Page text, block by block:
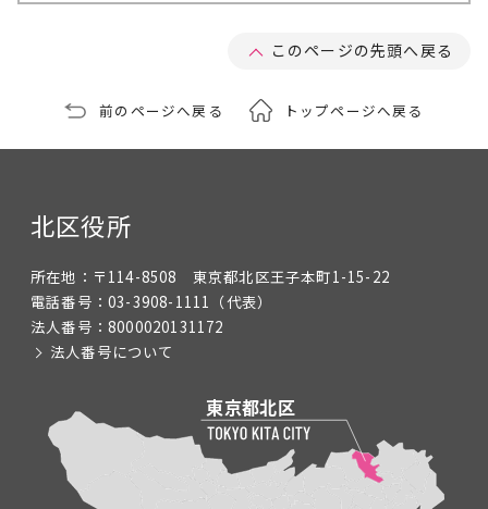
このページの先頭へ戻る
前のページへ戻る トップページへ戻る
北区役所
所在地： 〒114-8508 東京都北区王子本町1-15-22
電話番号： 03-3908-1111 （代表）
法人番号： 8000020131172
法人番号について